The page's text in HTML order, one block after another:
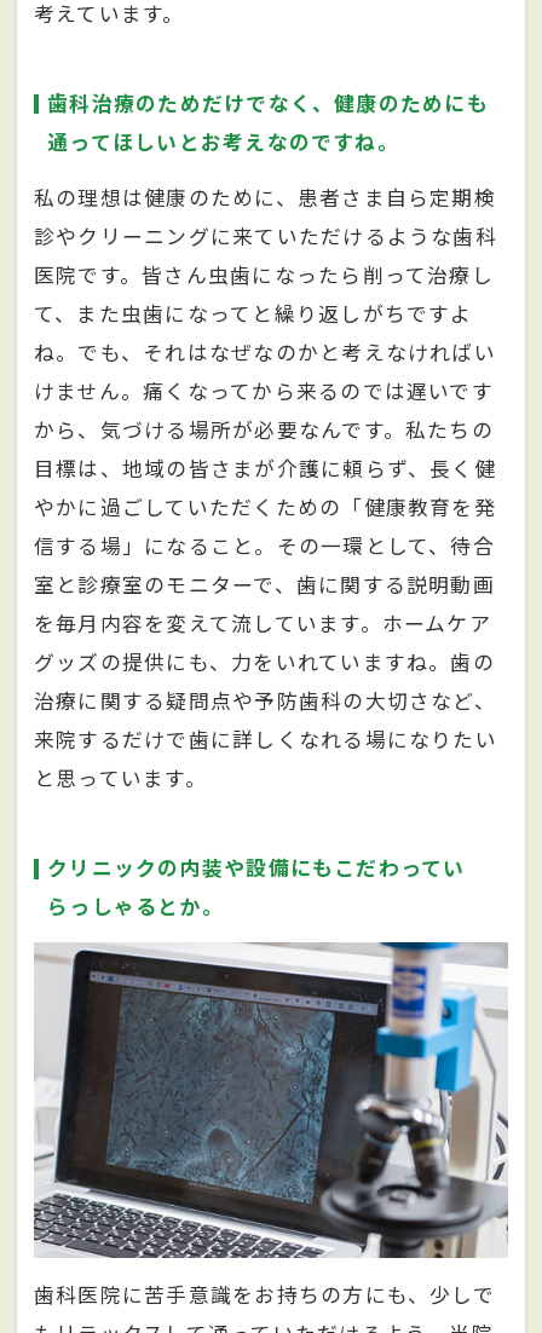
考えています。
歯科治療のためだけでなく、健康のためにも
通ってほしいとお考えなのですね。
私の理想は健康のために、患者さま自ら定期検
診やクリーニングに来ていただけるような歯科
医院です。皆さん虫歯になったら削って治療し
て、また虫歯になってと繰り返しがちですよ
ね。でも、それはなぜなのかと考えなければい
けません。痛くなってから来るのでは遅いです
から、気づける場所が必要なんです。私たちの
目標は、地域の皆さまが介護に頼らず、長く健
やかに過ごしていただくための「健康教育を発
信する場」になること。その一環として、待合
室と診療室のモニターで、歯に関する説明動画
を毎月内容を変えて流しています。ホームケア
グッズの提供にも、力をいれていますね。歯の
治療に関する疑問点や予防歯科の大切さなど、
来院するだけで歯に詳しくなれる場になりたい
と思っています。
クリニックの内装や設備にもこだわってい
らっしゃるとか。
歯科医院に苦手意識をお持ちの方にも、少しで